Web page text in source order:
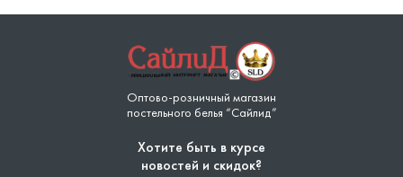
Оптово-розничный магазин
постельного белья “Сайлид”
Хотите быть в курсе
новостей и скидок?